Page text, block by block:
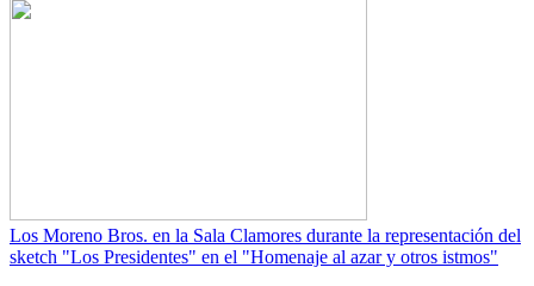
Los Moreno Bros. en la Sala Clamores durante la representación del
sketch "Los Presidentes" en el "Homenaje al azar y otros istmos"